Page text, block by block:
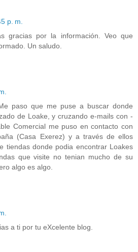
p. m.
gracias por la información. Veo que
Un saludo.
paso que me puse a buscar donde
de Loake, y cruzando e-mails con -
Comercial me puso en contacto con
(Casa Exerez) y a través de ellos
tiendas donde podia encontrar Loakes
que visite no tenian mucho de su
algo es algo.
a ti por tu eXcelente blog.